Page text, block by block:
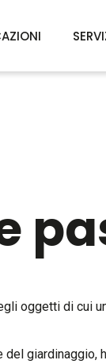
oggetti di cui
giardinaggio,